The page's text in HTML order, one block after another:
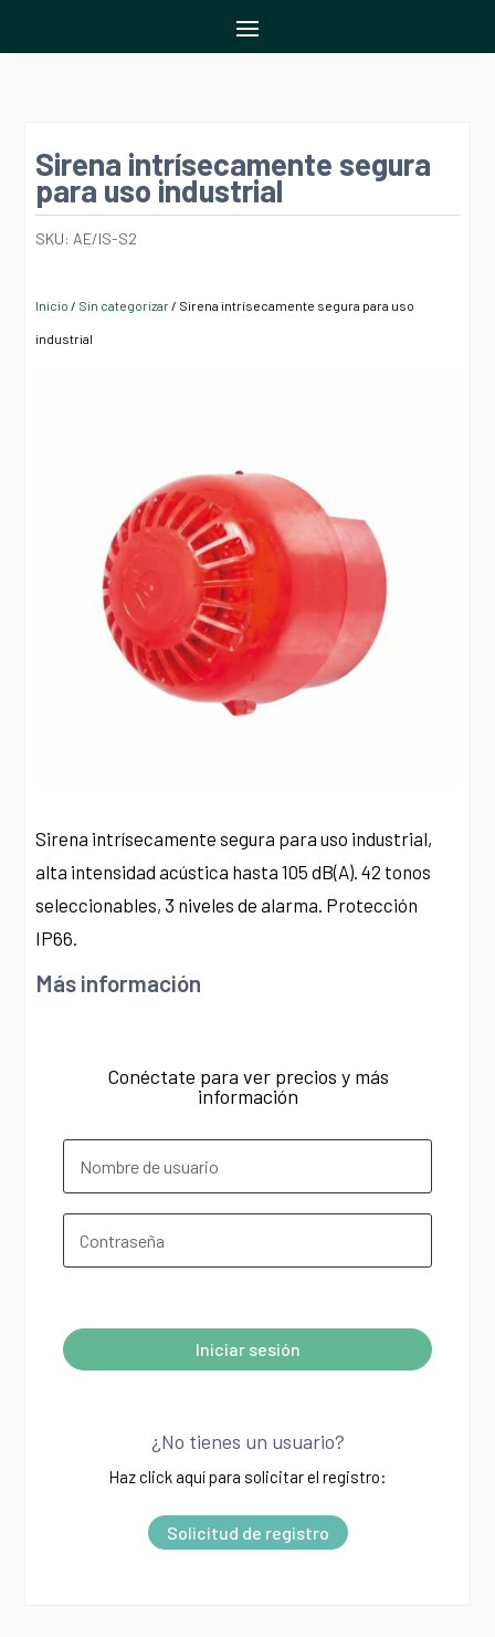
Sirena intrísecamente segura
para uso industrial
SKU: AE/IS-S2
Inicio / Sin categorizar/ Sirena intrísecamente segura para uso
industrial
Sirena intrísecamente segura para uso industrial,
alta intensidad acústica hasta 105 dB(A). 42 tonos
seleccionables, 3 niveles de alarma. Protección
IP66.
Más información
Conéctate para ver precios y más
información
Iniciar sesión
¿No tienes un usuario?
Haz click aquí para solicitar el registro:
Solicitud de registro